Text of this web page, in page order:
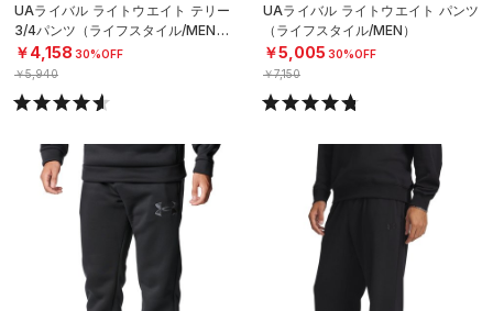
UAライバル ライトウエイト テリー
3/4パンツ（ライフスタイル/MEN）
￥4,158 30%OFF
￥5,940
UAライバル ライトウエイト パンツ
（ライフスタイル/MEN）
￥5,005 30%OFF
￥7,150